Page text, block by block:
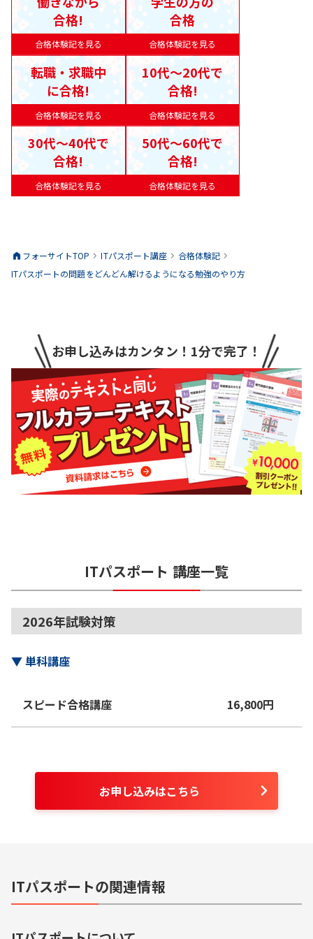
合格体験記を見る
合格!
合格体験記を見る
合格
合格体験記を見る
転職・求職中
に合格!
合格体験記を見る
10代〜20代で
合格!
合格体験記を見る
30代〜40代で
合格!
合格体験記を見る
50代〜60代で
合格!
フォーサイトTOP ITパスポート講座
合格体験記
ITパスポートの問題をどんどん解けるようになる勉強のやり方
お申し込みはカンタン！1分で完了！
ITパスポート 講座一覧
2026年試験対策
▼単科講座
スピード合格講座 16,800円
お申し込みはこちら
ITパスポートの関連情報